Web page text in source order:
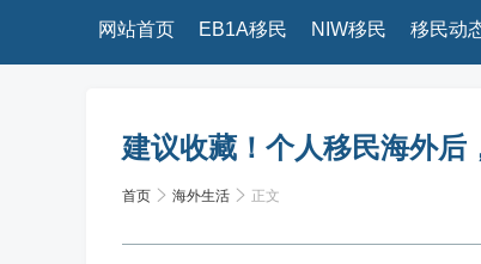
网站首页 EB1A移民 NIW移民 移民动
建议收藏！个人移民海外后
首页 海外生活 正文